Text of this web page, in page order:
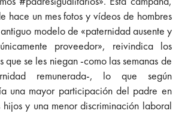
hace un mes fotos y vídeos de hombres
modelo de «paternidad ausente y
proveedor», reivindica los
que se les niegan -como las semanas de
remunerada-, lo que según
una mayor participación del padre en
y una menor discriminación laboral